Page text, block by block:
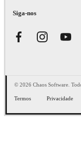
Siga-nos
© 2026 Chaos Software.
Termos Privacidade